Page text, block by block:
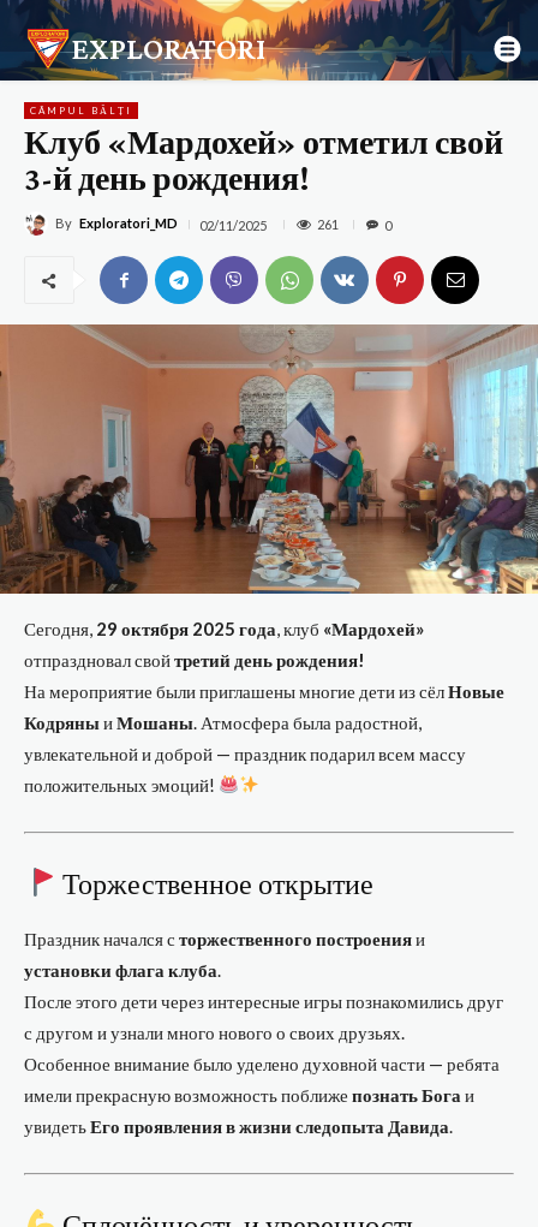
EXPLORATORI
CÂMPUL BĂLȚI
Клуб «Мардохей» отметил свой
3-й день рождения!
By Exploratori_MD 02/11/2025 261 0
Сегодня, 29 октября 2025 года, клуб «Мардохей»
отпраздновал свойтретий день рождения!
На мероприятие были приглашены многие дети из сёлНовые
КодряныиМошаны. Атмосфера была радостной,
увлекательной и доброй — праздник подарил всем массу
положительных эмоций!
Торжественное открытие
Праздник начался с торжественного построенияи
установки флага клуба.
После этого дети через интересные игры познакомились друг
с другом и узнали много нового о своих друзьях.
Особенное внимание было уделено духовной части — ребята
имели прекрасную возможность поближе познать Бога и
увидетьЕго проявления в жизни следопыта Давида.